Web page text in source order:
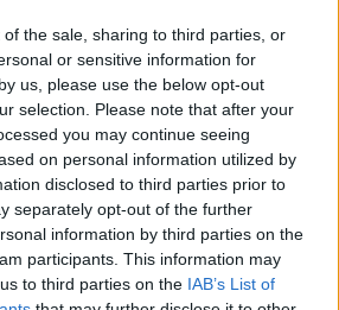
the sale, sharing to third parties, or
or sensitive information for
us, please use the below opt-out
selection. Please note that after your
you may continue seeing
on personal information utilized by
disclosed to third parties prior to
separately opt-out of the further
information by third parties on the
participants. This information may
to third parties on the IAB’s List of
Risultata invece
persona che si trovava alla
alla home